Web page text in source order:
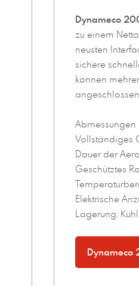
Dynameco
zu einem
neusten
sichere
können
Abmessungen
Vollständiges
Dauer der
Geschütztes
Elektrische
Lagerung:
Dynameco